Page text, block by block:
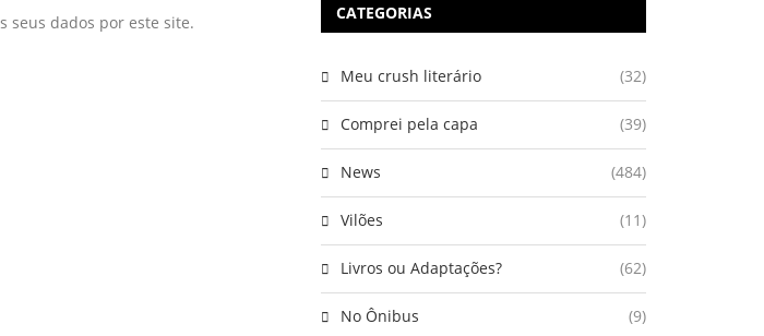
seus dados por este site.
CATEGORIAS
Meu crush literário (32)
Comprei pela capa (39)
News (484)
Vilões (11)
Livros ou Adaptações? (62)
No Ônibus (9)